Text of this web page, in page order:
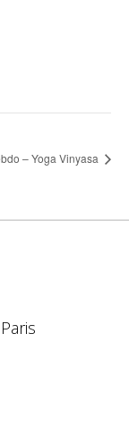
– Yoga Vinyasa